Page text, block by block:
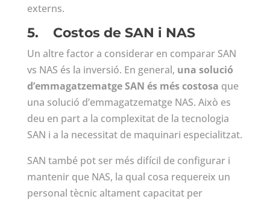
externs.
5. Costos de SAN i NAS
Un altre factor a considerar en comparar SAN
vs NAS és la inversió. En general, una solució
d’emmagatzematge SAN és més costosa que
una solució d’emmagatzematge NAS. Això es
deu en part a la complexitat de la tecnologia
SAN i a la necessitat de maquinari especialitzat.
SAN també pot ser més difícil de configurar i
mantenir que NAS, la qual cosa requereix un
personal tècnic altament capacitat per